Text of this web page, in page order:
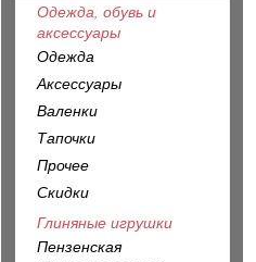
Одежда, обувь и
аксессуары
Одежда
Аксессуары
Валенки
Тапочки
Прочее
Скидки
Глиняные игрушки
Пензенская